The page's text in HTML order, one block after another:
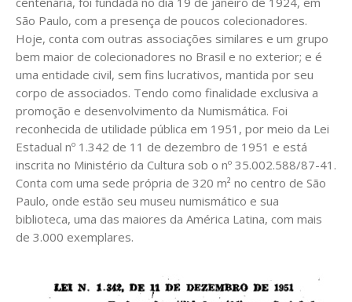
São Paulo, com a presença de poucos colecionadores.
Hoje, conta com outras associações similares e um grupo
bem maior de colecionadores no Brasil e no exterior; e é
uma entidade civil, sem fins lucrativos, mantida por seu
corpo de associados. Tendo como finalidade exclusiva a
promoção e desenvolvimento da Numismática. Foi
reconhecida de utilidade pública em 1951, por meio da Lei
Estadual nº 1.342 de 11 de dezembro de 1951 e está
inscrita no Ministério da Cultura sob o nº 35.002.588/87-41.
Conta com uma sede própria de 320 m² no centro de São
Paulo, onde estão seu museu numismático e sua
biblioteca, uma das maiores da América Latina, com mais
de 3.000 exemplares.